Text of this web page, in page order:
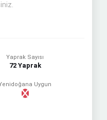
Yaprak Sayısı
72 Yaprak
Uygun